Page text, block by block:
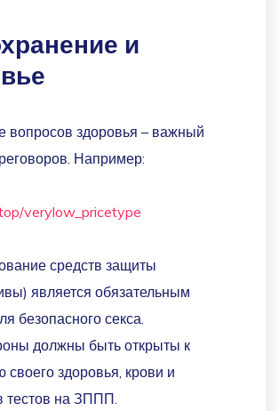
и
вопросов здоровья – важный
Например:
verylow_pricetype
средств защиты
является обязательным
безопасного секса.
должны быть открыты к
здоровья, крови и
тестов на ЗППП.